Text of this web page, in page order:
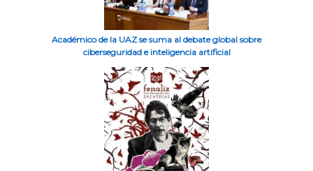
Académico de la UAZ se suma al debate global sobre
ciberseguridad e inteligencia artificial